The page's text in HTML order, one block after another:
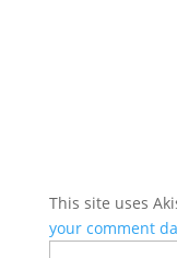
This site uses
your comment